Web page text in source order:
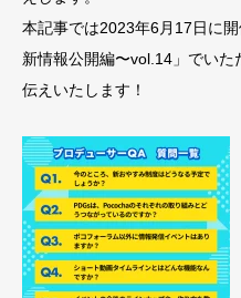
本記事では2023年6月17日に
新情報公開編〜vol.14」でい
伝えいたします！